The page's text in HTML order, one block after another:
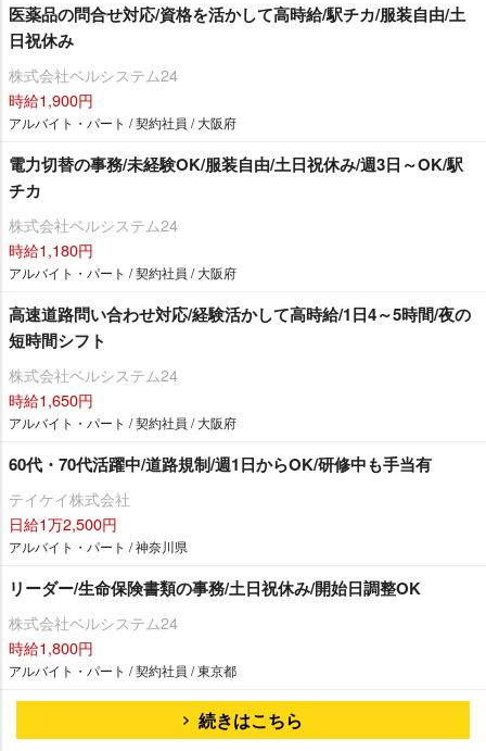
医薬品の問合せ対応/資格を活かして高時給/駅チカ/服装自由/土
日祝休み
株式会社ベルシステム24
時給1,900円
アルバイト・パート / 契約社員 / 大阪府
電力切替の事務/未経験OK/服装自由/土日祝休み/週3日～OK/駅
チカ
株式会社ベルシステム24
時給1,180円
アルバイト・パート / 契約社員 / 大阪府
高速道路問い合わせ対応/経験活かして高時給/1日4～5時間/夜の
短時間シフト
株式会社ベルシステム24
時給1,650円
アルバイト・パート / 契約社員 / 大阪府
60代・70代活躍中/道路規制/週1日からOK/研修中も手当有
テイケイ株式会社
日給1万2,500円
アルバイト・パート / 神奈川県
リーダー/生命保険書類の事務/土日祝休み/開始日調整OK
株式会社ベルシステム24
時給1,800円
アルバイト・パート / 契約社員 / 東京都
続きはこちら